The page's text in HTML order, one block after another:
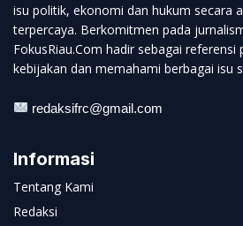
isu politik, ekonomi dan hukum secara
terpercaya. Berkomitmen pada
FokusRiau.Com hadir sebagai referensi
kebijakan dan memahami berbagai isu
redaksifrc@gmail.com
Informasi
Tentang Kami
Redaksi